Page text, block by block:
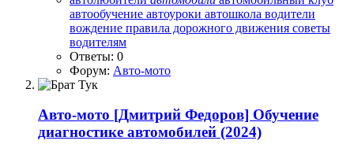
автообучение автоуроки автошкола водители
вождение правила дорожного движения советы
водителям
Ответы: 0
Форум: Авто-мото
Авто-мото [Дмитрий Федоров] Обучение
диагностике автомобилей (2024)